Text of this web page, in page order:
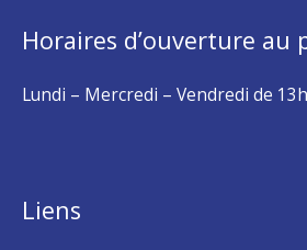
Horaires d’ouverture au
Lundi – Mercredi – Vendredi de
Liens